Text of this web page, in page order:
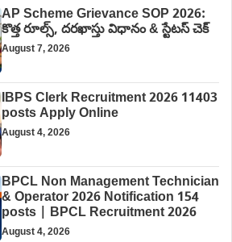
AP Scheme Grievance SOP 2026:
కొత్త రూల్స్, దరఖాస్తు విధానం & స్టేటస్ చెక్
August 7, 2026
IBPS Clerk Recruitment 2026 11403
posts Apply Online
August 4, 2026
BPCL Non Management Technician
& Operator 2026 Notification 154
posts | BPCL Recruitment 2026
August 4, 2026